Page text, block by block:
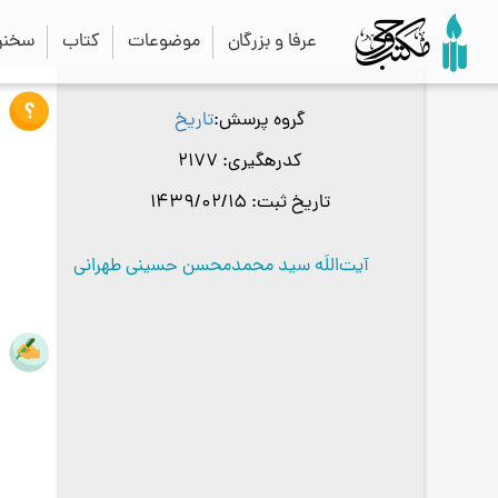
عرفا و بزرگان موضوعات کتاب
گروه پرسش تاریخ
کدرهگیری
تاریخ ثبت
آیت‌اللَه سید محمدمحسن حسینی طهرانی